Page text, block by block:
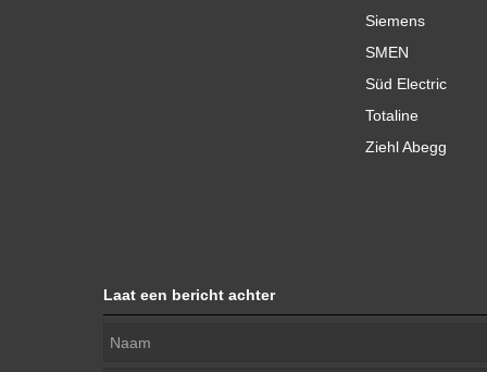
Siemens
SMEN
Süd Electric
Totaline
Ziehl Abegg
Laat een bericht achter